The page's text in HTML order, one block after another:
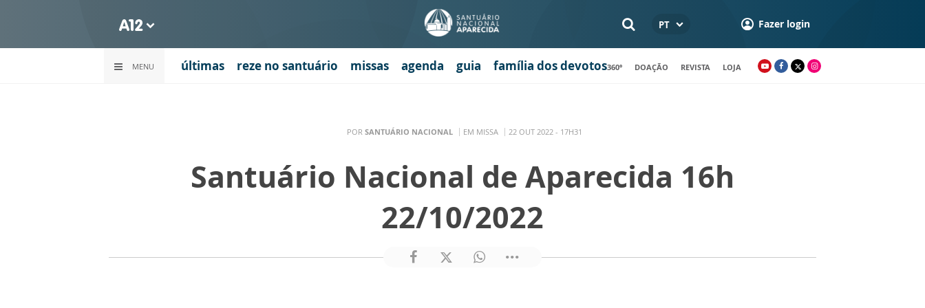
PT Fazer login
MENU últimas reze no santuário missas agenda guia família dos devotos360º DOAÇÃO REVISTA LOJA
POR SANTUÁRIO NACIONAL EM MISSA 22 OUT 2022 - 17H31
Santuário Nacional de Aparecida 16h
22/10/2022